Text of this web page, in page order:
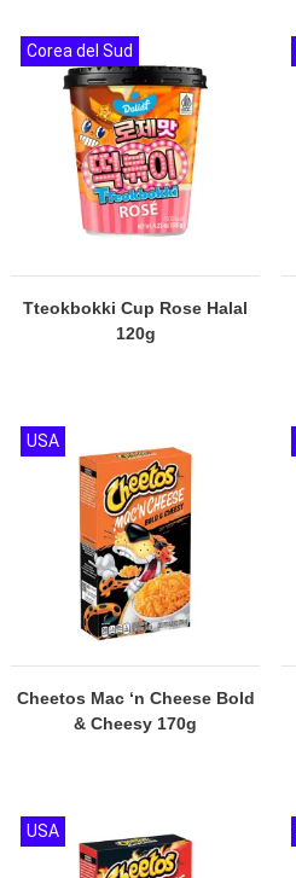
Tteokbokki Cup Rose Halal
120g
Corea del Sud
Cheetos Mac ‘n Cheese Bold
& Cheesy 170g
USA
USA